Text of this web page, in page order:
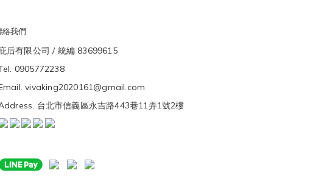
絡我們
后有限公司 / 統編 83699615
0905772238
vivaking2020161@gmail.com
台北市信義區永吉路443巷11弄1號2樓